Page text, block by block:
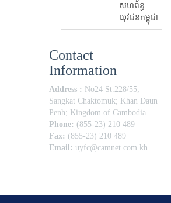
សហព័ន្ធ
យុវជនកម្ពុជា
Contact
Information
Address : No24 St.228/55;
Sangkat Chaktomuk; Khan Daun
Penh; Kingdom of Cambodia.
Phone: (855-23) 210 489
Fax: (855-23) 210 489
Email: uyfc@camnet.com.kh